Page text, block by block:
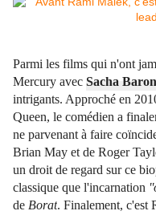
Parmi les films qui n'ont
Mercury avec Sacha
intrigants. Approché en
Queen, le comédien a
ne parvenant à faire
Brian May et de Roger
un droit de regard sur ce
classique que l'incarnation
de Borat. Finalement, c'est